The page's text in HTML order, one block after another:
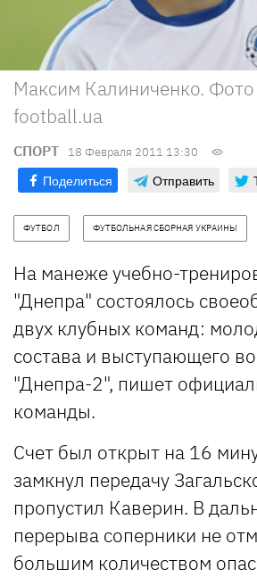
Максим Калиниченко. Фото
football.ua
СПОРТ 18 Февраля 2011 13:30
Поделиться Отправить
ФУТБОЛ ФУТБОЛЬНАЯ СБОРНАЯ УКРАИНЫ
На манеже учебно-
"Днепра" состоялось
двух клубных команд:
состава и выступающего
"Днепра-2", пишет
команды.
Счет был открыт на 16
замкнул передачу
пропустил Каверин. В
перерыва соперники не
большим количеством